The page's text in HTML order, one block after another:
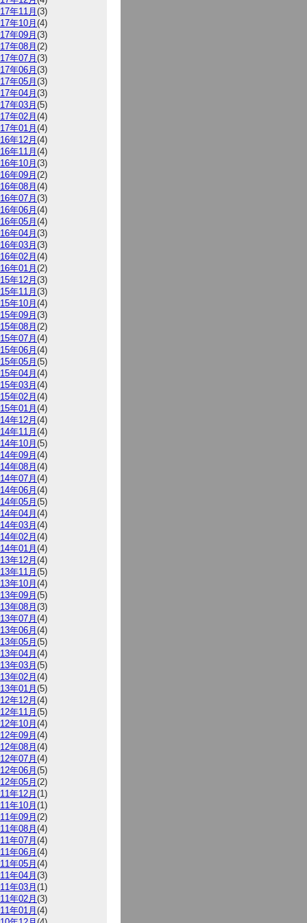
年11月 (3)
年10月 (4)
年09月 (3)
年08月 (2)
年07月 (3)
年06月 (3)
年05月 (3)
年04月 (3)
年03月 (5)
年02月 (4)
年01月 (4)
年12月 (4)
年11月 (4)
年10月 (3)
年09月 (2)
年08月 (4)
年07月 (3)
年06月 (4)
年05月 (4)
年04月 (3)
年03月 (3)
年02月 (4)
年01月 (2)
年12月 (3)
年11月 (3)
年10月 (4)
年09月 (3)
年08月 (2)
年07月 (4)
年06月 (4)
年05月 (5)
年04月 (4)
年03月 (4)
年02月 (4)
年01月 (4)
年12月 (4)
年11月 (4)
年10月 (5)
年09月 (4)
年08月 (4)
年07月 (4)
年06月 (4)
年05月 (5)
年04月 (4)
年03月 (4)
年02月 (4)
年01月 (4)
年12月 (4)
年11月 (5)
年10月 (4)
年09月 (5)
年08月 (3)
年07月 (4)
年06月 (4)
年05月 (5)
年04月 (4)
年03月 (5)
年02月 (4)
年01月 (5)
年12月 (4)
年11月 (5)
年10月 (4)
年09月 (4)
年08月 (4)
年07月 (4)
年06月 (5)
年05月 (2)
年12月 (1)
年10月 (1)
年09月 (2)
年08月 (4)
年07月 (4)
年06月 (4)
年05月 (4)
年04月 (3)
年03月 (1)
年02月 (3)
年01月 (4)